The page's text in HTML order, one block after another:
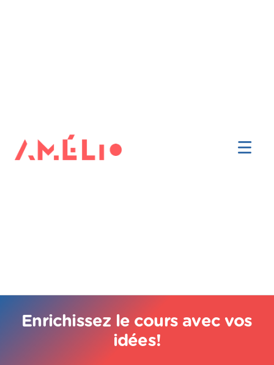
Enrichissez le cours avec vos
idées!